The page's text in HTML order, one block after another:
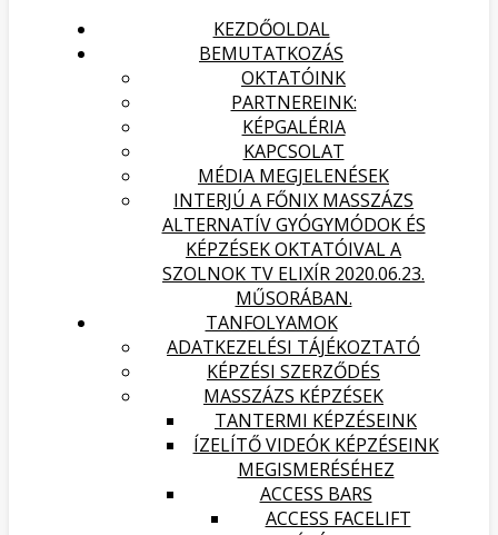
KEZDŐOLDAL
BEMUTATKOZÁS
OKTATÓINK
PARTNEREINK:
KÉPGALÉRIA
KAPCSOLAT
MÉDIA MEGJELENÉSEK
INTERJÚ A FŐNIX MASSZÁZS
ALTERNATÍV GYÓGYMÓDOK ÉS
KÉPZÉSEK OKTATÓIVAL A
SZOLNOK TV ELIXÍR 2020.06.23.
MŰSORÁBAN.
TANFOLYAMOK
ADATKEZELÉSI TÁJÉKOZTATÓ
KÉPZÉSI SZERZŐDÉS
MASSZÁZS KÉPZÉSEK
TANTERMI KÉPZÉSEINK
ÍZELÍTŐ VIDEÓK KÉPZÉSEINK
MEGISMERÉSÉHEZ
ACCESS BARS
ACCESS FACELIFT